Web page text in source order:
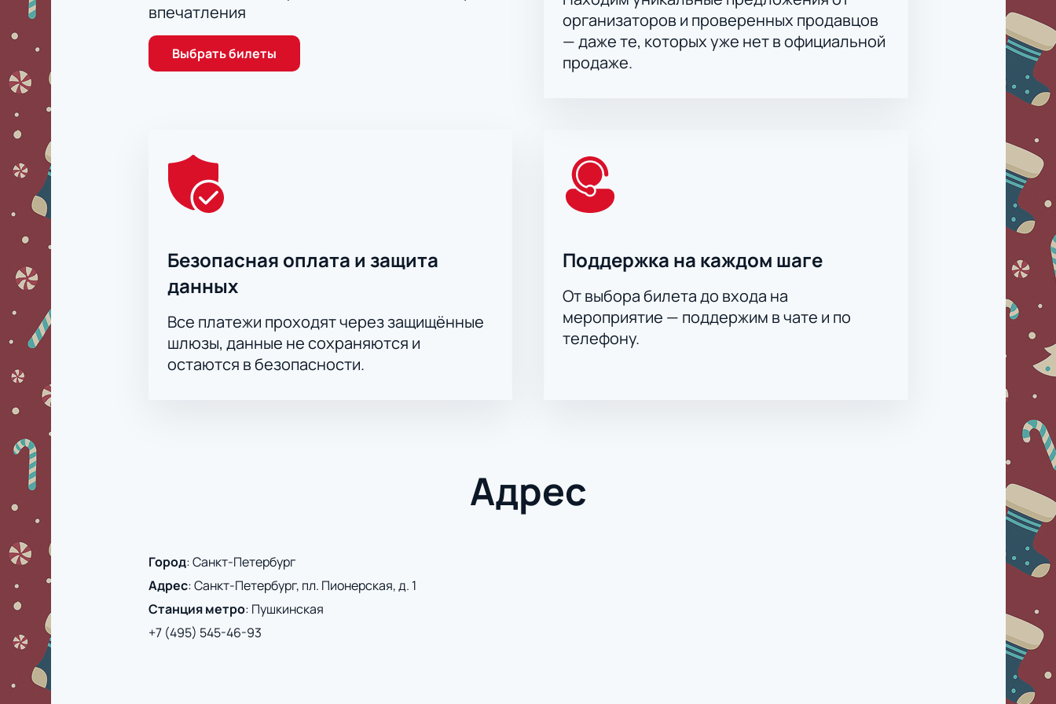
Цена зависит от выбранного сектора. Актуальную стоимость смотрите на сайте или уточняйте по телефону у менеджера.
Для корпоративных клиентов
Организациям доступны специальные предложения и бронирование лож. Проведите вечер с коллегами или партнёрами в театре.
впечатления
Выбрать билеты
организаторов и проверенных продавцов
— даже те, которых уже нет в официальной
продаже.
Безопасная оплата и защита
данных
Все платежи проходят через защищённые
шлюзы, данные не сохраняются и
остаются в безопасности.
Поддержка на каждом шаге
От выбора билета до входа на
мероприятие — поддержим в чате и по
телефону.
Адрес
Город:Санкт-Петербург
Адрес:Санкт-Петербург, пл. Пионерская, д. 1
Станция метро: Пушкинская
+7 (495) 545-46-93